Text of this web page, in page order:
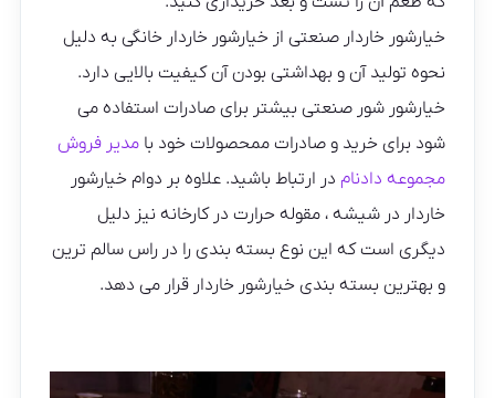
خیارشور خاردار صنعتی از خیارشور خاردار خانگی به دلیل
نحوه تولید آن و بهداشتی بودن آن کیفیت بالایی دارد.
خیارشور شور صنعتی بیشتر برای صادرات استفاده می
شود برای خرید و صادرات ممحصولات خود با مدیر فروش
مجموعه دادنام در ارتباط باشید. علاوه بر دوام خیارشور
خاردار در شیشه ، مقوله حرارت در کارخانه نیز دلیل
دیگری است که این نوع بسته بندی را در راس سالم ترین
و بهترین بسته بندی خیارشور خاردار قرار می دهد.